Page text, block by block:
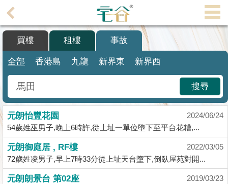
理
主
搵
樓/
成
交
業
主
放
盤
買樓 租樓 事故
全部 香港島 九龍 新界東 新界西
搜尋
元朗怡豐花園
2024/06/24
54歲姓巫男子,晚上6時許,從上址一單位墮下至平台花糟,...
元朗御庭居 , RF樓
2022/03/05
72歲姓凌男子,早上7時33分從上址天台墮下,倒臥屋苑對開...
元朗朗景台 第02座
2019/03/23